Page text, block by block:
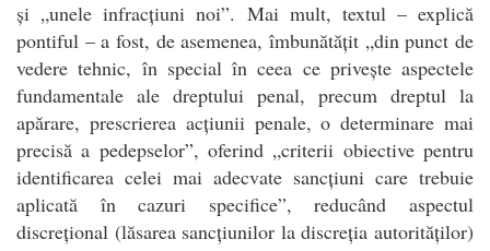
și „unele infracțiuni noi”. Mai mult, textul – explică
pontiful – a fost, de asemenea, îmbunătățit „din punct de
vedere tehnic, în special în ceea ce privește aspectele
fundamentale ale dreptului penal, precum dreptul la
apărare, prescrierea acțiunii penale, o determinare mai
precisă a pedepselor”, oferind „criterii obiective pentru
identificarea celei mai adecvate sancțiuni care trebuie
aplicată în cazuri specifice”, reducând aspectul
discrețional (lăsarea sancțiunilor la discreția autorităților)